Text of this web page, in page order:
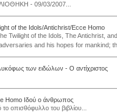
- 09/03/2007...
of the Idols/Antichrist/Ecce Homo
Twilight of the Idols, The Antichrist,
and his hopes for mankind;
των ειδώλων - Ο αντίχριστος
Homo Ιδού ο άνθρωπος
οπισθόφυλλο του βιβλίου...